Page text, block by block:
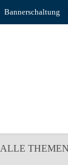
Bannerschaltung
ALLE THEMEN